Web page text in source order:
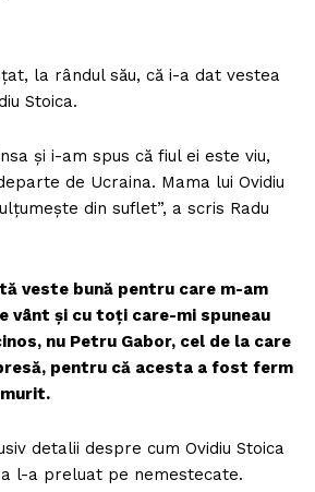
la rândul său, că i-a dat vestea
Stoica.
și i-am spus că fiul ei este viu,
de Ucraina. Mama lui Ovidiu
din suflet”, a scris Radu
veste bună pentru care m-am
vânt și cu toți care-mi spuneau
nu Petru Gabor, cel de la care
pentru că acesta a fost ferm
detalii despre cum Ovidiu Stoica
l-a preluat pe nemestecate.